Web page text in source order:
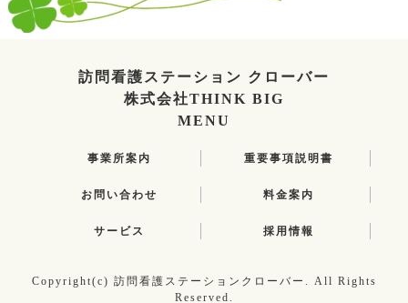
訪問看護ステーション クローバー
株式会社THINK BIG
MENU
事業所案内 重要事項説明書
お問い合わせ 料金案内
サービス 採用情報
Copyright(c) 訪問看護ステーションクローバー. All Rights
Reserved.